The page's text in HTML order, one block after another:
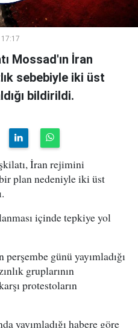
Mossad'ın İran
sebebiyle iki üst
bildirildi.
İran rejimini
plan nedeniyle iki üst
içinde tepkiye yol
günü yayımladığı
gruplarının
protestoların
yayımladığı habere göre